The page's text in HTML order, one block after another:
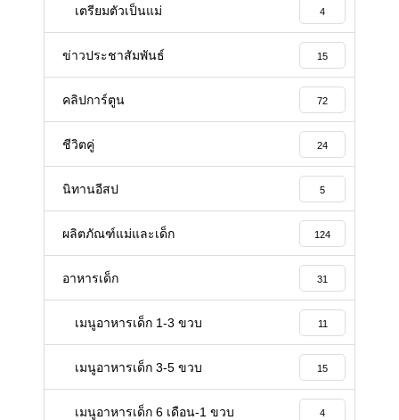
เตรียมตัวเป็นแม่ 4
ข่าวประชาสัมพันธ์ 15
คลิปการ์ตูน 72
ชีวิตคู่ 24
นิทานอีสป 5
ผลิตภัณฑ์แม่และเด็ก 124
อาหารเด็ก 31
เมนูอาหารเด็ก 1-3 ขวบ 11
เมนูอาหารเด็ก 3-5 ขวบ 15
เมนูอาหารเด็ก 6 เดือน-1 ขวบ 4